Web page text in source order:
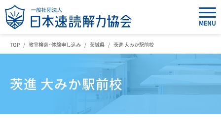
MENU
TOP 教室検索・体験申し込み 茨城県 茨進 大みか駅前校
茨進 大みか駅前校